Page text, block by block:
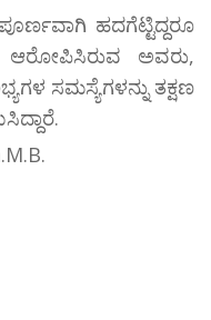
ಹದಗೆಟ್ಟಿದ್ದರೂ
ಆರೋಪಿಸಿರುವ ಅವರು,
ಸಮಸ್ಯೆಗಳನ್ನು ತಕ್ಷಣ